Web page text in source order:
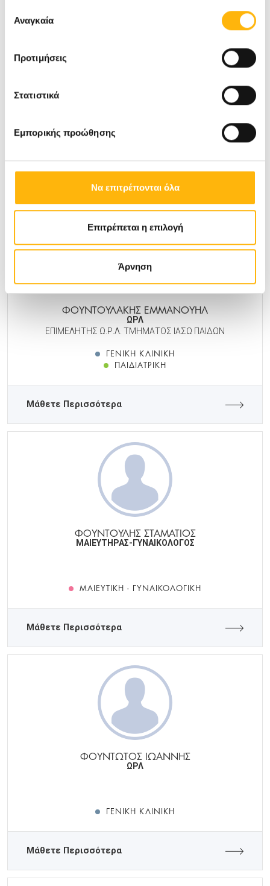
των υπηρεσιών τους.
συγκατάθεσης
Αναγκαία
Προτιμήσεις
Στατιστικά
Εμπορικής προώθησης
Να επιτρέπονται όλα
Επιτρέπεται η επιλογή
Άρνηση
ΜΑΙΕΥΤΙΚΉ - ΓΥΝΑΙΚΟΛΟΓΙΚΉ
ΦΟΥΝΤΟΥΛΑΚΗΣ ΕΜΜΑΝΟΥΗΛ
ΩΡΛ
ΕΠΙΜΕΛΗΤΗΣ Ω.Ρ.Λ. ΤΜΗΜΑΤΟΣ ΙΑΣΩ ΠΑΙΔΩΝ
ΓΕΝΙΚΉ ΚΛΙΝΙΚΉ
ΠΑΙΔΙΑΤΡΙΚΉ
Μάθετε Περισσότερα
ΦΟΥΝΤΟΥΛΗΣ ΣΤΑΜΑΤΙΟΣ
ΜΑΙΕΥΤΗΡΑΣ-ΓΥΝΑΙΚΟΛΟΓΟΣ
ΜΑΙΕΥΤΙΚΉ - ΓΥΝΑΙΚΟΛΟΓΙΚΉ
Μάθετε Περισσότερα
ΦΟΥΝΤΩΤΟΣ ΙΩΑΝΝΗΣ
ΩΡΛ
ΓΕΝΙΚΉ ΚΛΙΝΙΚΉ
Μάθετε Περισσότερα